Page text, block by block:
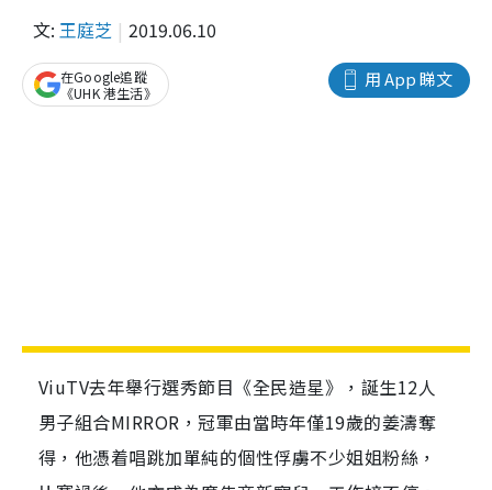
文: 王庭芝 2019.06.10
用 App 睇文
在Google追蹤
《UHK 港生活》
ViuTV去年舉行選秀節目《全民造星》，誕生12人
男子組合MIRROR，冠軍由當時年僅19歲的姜濤奪
得，他憑着唱跳加單純的個性俘虜不少姐姐粉絲，